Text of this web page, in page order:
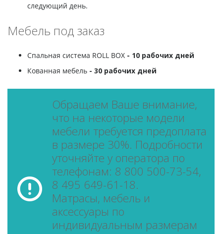
следующий день.
Мебель под заказ
Спальная система ROLL BOX - 10 рабочих дней
Кованная мебель - 30 рабочих дней
Обращаем Ваше внимание,
что на некоторые модели
мебели требуется предоплата
в размере 30%. Подробности
уточняйте у оператора по
телефонам: 8 800 500-73-54,
8 495 649-61-18.
Матрасы, мебель и
аксессуары по
индивидуальным размерам